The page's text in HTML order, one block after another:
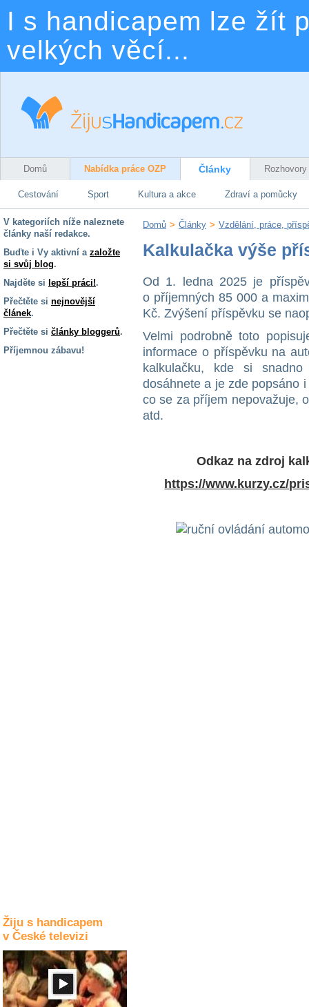
I s handicapem lze žít
velkých věcí...
Domů Nabídka práce OZP Články Rozhovory
Cestování Sport Kultura a akce Zdraví a pomůcky
V kategoriích níže naleznete
články naší redakce.
Buďte i Vy aktivní a založte
si svůj blog.
Najděte si lepší práci!.
Přečtěte si nejnovější
článek.
Přečtěte si články bloggerů.
Příjemnou zábavu!
Žiju s handicapem
v České televizi
Domů > Články > Vzdělání, práce,
Kalkulačka výše
Od 1. ledna 2025 je
o příjemných 85 000 a
Kč. Zvýšení příspěvku se
Velmi podrobně toto
informace o příspěvku na
kalkulačku, kde si
dosáhnete a je zde popsáno
co se za příjem nepovažuje,
atd.
Odkaz na zdroj
https://www.kurzy.cz/